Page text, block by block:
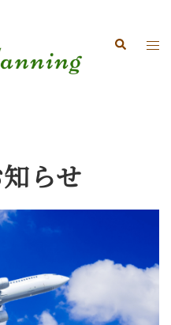
検
索
ト
らせ